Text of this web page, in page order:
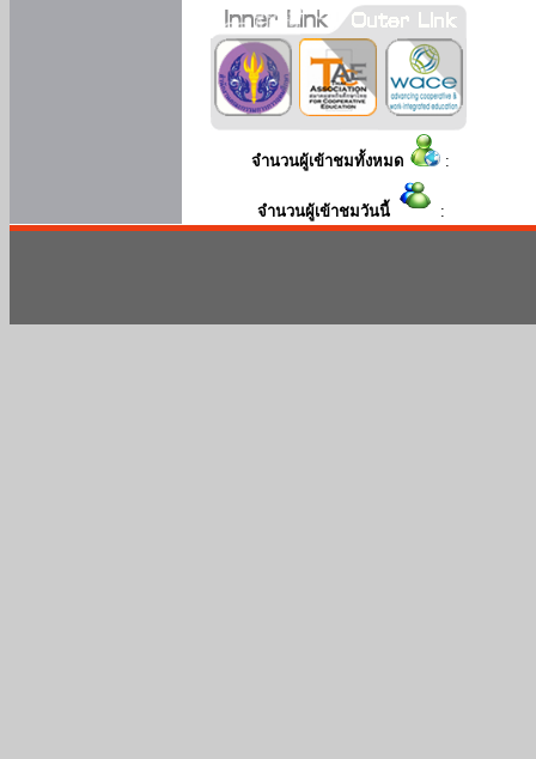
จำนวนผู้เข้าชมทั้งหมด :
จำนวนผู้เข้าชมวันนี้ :